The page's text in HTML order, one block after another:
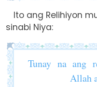
Ito ang Relihiyon
sinabi Niya:
Tunay na ang
Allah